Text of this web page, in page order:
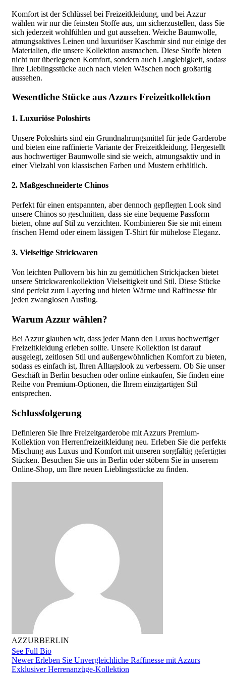
Komfort ist der Schlüssel bei Freizeitkleidung, und bei Azzur
wählen wir nur die feinsten Stoffe aus, um sicherzustellen, dass Sie
sich jederzeit wohlfühlen und gut aussehen. Weiche Baumwolle,
atmungsaktives Leinen und luxuriöser Kaschmir sind nur einige der
Materialien, die unsere Kollektion ausmachen. Diese Stoffe bieten
nicht nur überlegenen Komfort, sondern auch Langlebigkeit,
Ihre Lieblingsstücke auch nach vielen Wäschen noch großartig
aussehen.
Wesentliche Stücke aus Azzurs Freizeitkollektion
1. Luxuriöse Poloshirts
Unsere Poloshirts sind ein Grundnahrungsmittel für jede Garderobe
und bieten eine raffinierte Variante der Freizeitkleidung. Hergestellt
aus hochwertiger Baumwolle sind sie weich, atmungsaktiv und in
einer Vielzahl von klassischen Farben und Mustern erhältlich.
2. Maßgeschneiderte Chinos
Perfekt für einen entspannten, aber dennoch gepflegten Look sind
unsere Chinos so geschnitten, dass sie eine bequeme Passform
bieten, ohne auf Stil zu verzichten. Kombinieren Sie sie mit einem
frischen Hemd oder einem lässigen T-Shirt für mühelose Eleganz.
3. Vielseitige Strickwaren
Von leichten Pullovern bis hin zu gemütlichen Strickjacken bietet
unsere Strickwarenkollektion Vielseitigkeit und Stil. Diese Stücke
sind perfekt zum Layering und bieten Wärme und Raffinesse für
jeden zwanglosen Ausflug.
Warum Azzur wählen?
Bei Azzur glauben wir, dass jeder Mann den Luxus hochwertiger
Freizeitkleidung erleben sollte. Unsere Kollektion ist darauf
ausgelegt, zeitlosen Stil und außergewöhnlichen Komfort zu bieten,
sodass es einfach ist, Ihren Alltagslook zu verbessern. Ob Sie unser
Geschäft in Berlin besuchen oder online einkaufen, Sie finden eine
Reihe von Premium-Optionen, die Ihrem einzigartigen Stil
entsprechen.
Schlussfolgerung
Definieren Sie Ihre Freizeitgarderobe mit Azzurs Premium-
Kollektion von Herrenfreizeitkleidung neu. Erleben Sie die
Mischung aus Luxus und Komfort mit unseren sorgfältig
Stücken. Besuchen Sie uns in Berlin oder stöbern Sie in unserem
Online-Shop, um Ihre neuen Lieblingsstücke zu finden.
AZZURBERLIN
See Full Bio
Newer Erleben Sie Unvergleichliche Raffinesse mit Azzurs
Exklusiver Herrenanzüge-Kollektion